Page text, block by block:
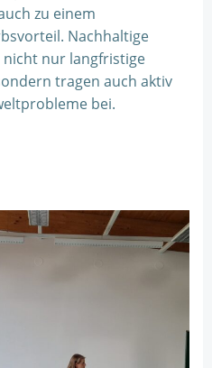
zu einem
Nachhaltige
nur langfristige
tragen auch aktiv
bei.